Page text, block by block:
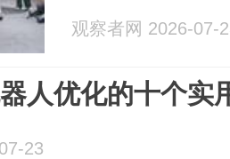
观察者网 2026-07-
人优化的十个实
23